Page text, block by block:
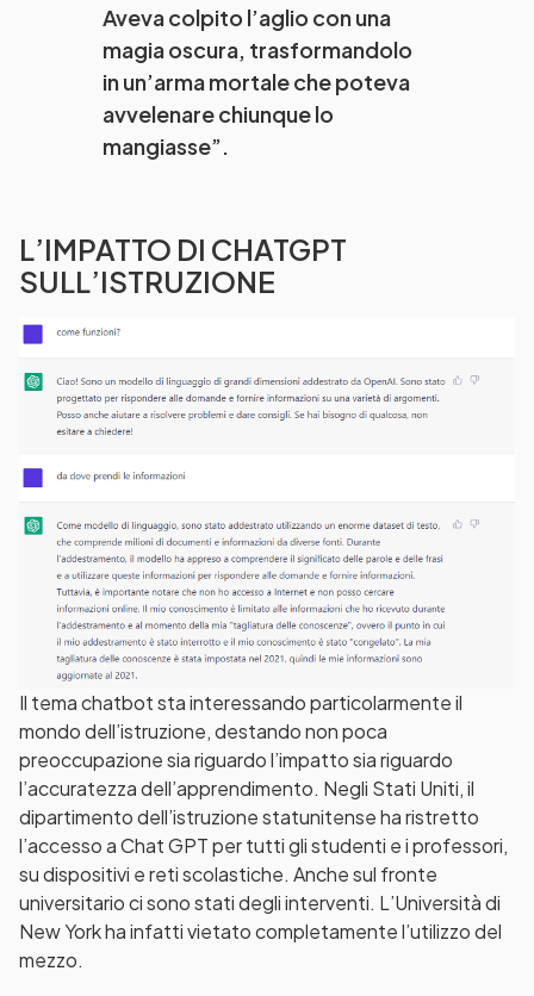
Aveva colpito l’aglio con una
magia oscura, trasformandolo
in un’arma mortale che poteva
avvelenare chiunque lo
mangiasse”.
L’IMPATTO DI CHATGPT
SULL’ISTRUZIONE
Il tema chatbot sta interessando particolarmente il
mondo dell’istruzione, destando non poca
preoccupazione sia riguardo l’impatto sia riguardo
l’accuratezza dell’apprendimento. Negli Stati Uniti, il
dipartimento dell’istruzione statunitense ha ristretto
l’accesso a Chat GPT per tutti gli studenti e i professori,
su dispositivi e reti scolastiche. Anche sul fronte
universitario ci sono stati degli interventi. L’Università di
New York ha infatti vietato completamente l’utilizzo del
mezzo.